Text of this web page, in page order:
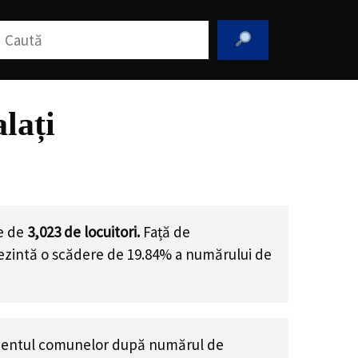
Caută
de 3,023de locuitori. Față de
o scădere de 19.84% a numărului de
comunelor după numărul de